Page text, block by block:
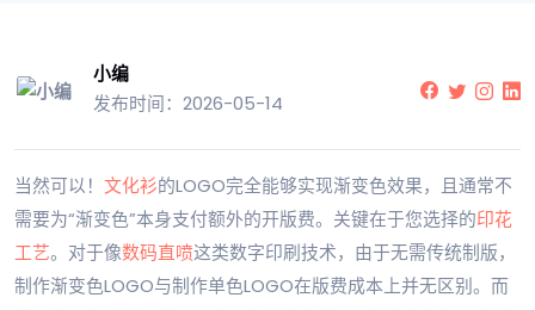
小编
发布时间：2026-05-14
当然可以！ 文化衫的LOGO完全能够实现渐变色效果，且通常不
需要为“渐变色”本身支付额外的开版费。关键在于您选择的印花
工艺。对于像数码直喷这类数字印刷技术，由于无需传统制版，
制作渐变色LOGO与制作单色LOGO在版费成本上并无区别。而